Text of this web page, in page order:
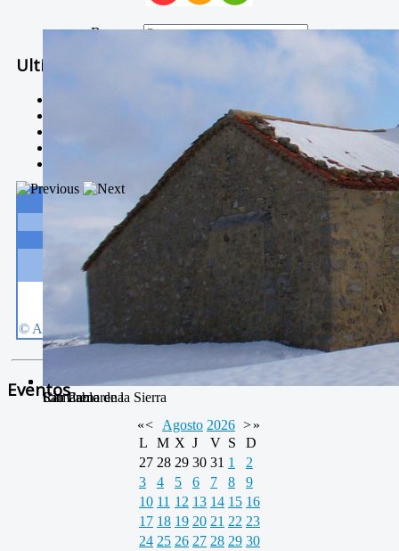
Buscar...
Río Camarena
Camarena de la Sierra
San Pablo
Ultimas Noticias
La estación de esquí de Javalambre abrirán este sábado
Larga vida a las escuelas
Eventos
«< Agosto 2026 >»
L
M X J V S
D
27 28 29 30 31 1
2
3
4 5 6 7 8
9
10 11 12 13 14 15 16
17 18 19 20 21 22 23
24 25 26 27 28 29 30